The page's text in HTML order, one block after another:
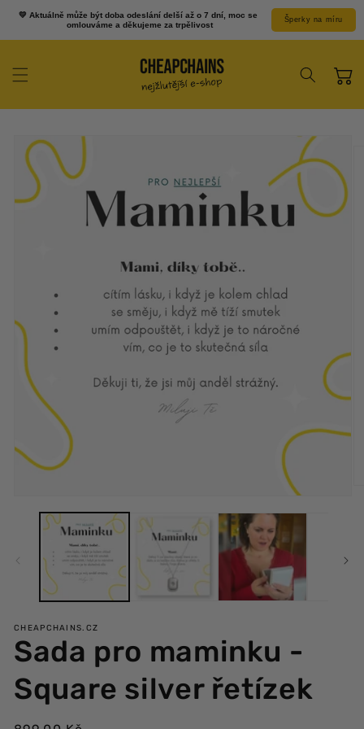
💛 Aktuálně může být doba odeslání delší až o 7 dní, moc se
omlouváme a děkujeme za trpělivost
Šperky na míru
Prejsť k
Košík
informácie o
produkte
multimédiá
modálnom
okne
CHEAPCHAINS.CZ
Sada pro maminku -
Square silver řetízek